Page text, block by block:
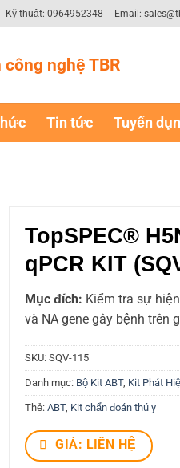
Kỹ thuật: 0964952348 Email:
nghệ TBR
Tin tức Tuyển
TopSPEC®
qPCR KIT
Mục đích: Kiểm tra sự
và NA gene gây bệnh trên
SKU: SQV-115
Danh mục: Bộ Kit ABT, Kit Phát
Thẻ: ABT, Kit chẩn đoán thú y
GIÁ: LIÊN HỆ